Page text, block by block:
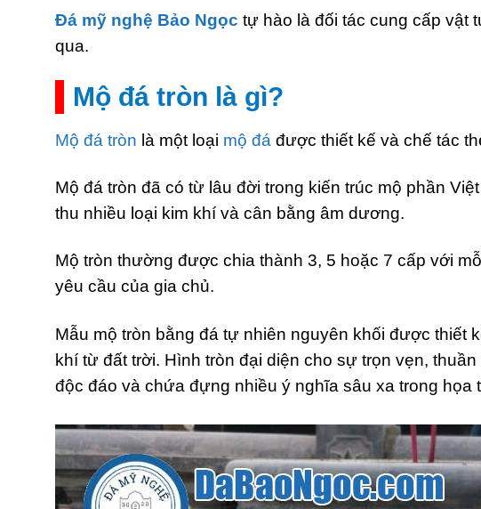
Đá mỹ nghệ Bảo Ngọc tự hào là đối tác cung cấp vật
qua.
Mộ đá tròn là gì?
Mộ đá tròn là một loại mộ đá được thiết kế và chế tác
Mộ đá tròn đã có từ lâu đời trong kiến trúc mộ phần
thu nhiều loại kim khí và cân bằng âm dương.
Mộ tròn thường được chia thành 3, 5 hoặc 7 cấp với
yêu cầu của gia chủ.
Mẫu mộ tròn bằng đá tự nhiên nguyên khối được thiết
khí từ đất trời. Hình tròn đại diện cho sự trọn vẹn,
độc đáo và chứa đựng nhiều ý nghĩa sâu xa trong họa